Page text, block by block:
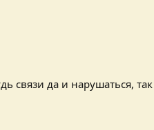
связи да и нарушаться,